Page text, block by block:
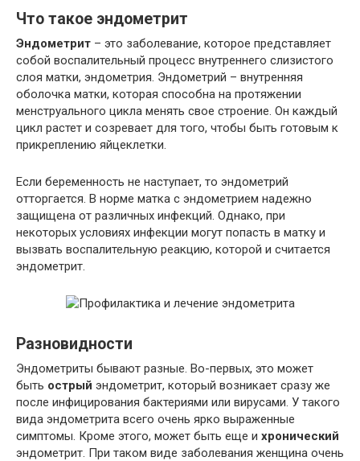
Что такое эндометрит
Эндометрит – это заболевание, которое представляет
собой воспалительный процесс внутреннего слизистого
слоя матки, эндометрия. Эндометрий – внутренняя
оболочка матки, которая способна на протяжении
менструального цикла менять свое строение. Он каждый
цикл растет и созревает для того, чтобы быть готовым к
прикреплению яйцеклетки.
Если беременность не наступает, то эндометрий
отторгается. В норме матка с эндометрием надежно
защищена от различных инфекций. Однако, при
некоторых условиях инфекции могут попасть в матку и
вызвать воспалительную реакцию, которой и считается
эндометрит.
Разновидности
Эндометриты бывают разные. Во-первых, это может
быть острый эндометрит, который возникает сразу же
после инфицирования бактериями или вирусами. У такого
вида эндометрита всего очень ярко выраженные
симптомы. Кроме этого, может быть еще и хронический
эндометрит. При таком виде заболевания женщина очень